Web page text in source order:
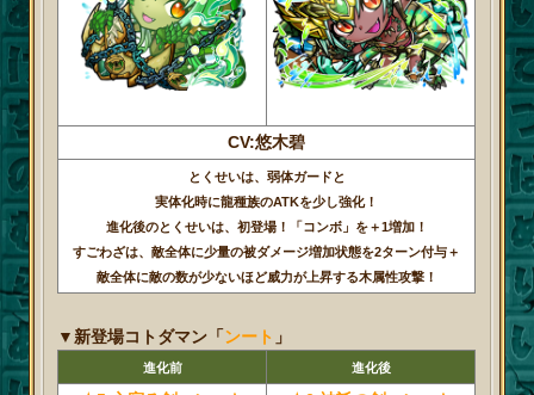
CV:悠木碧
とくせいは、弱体ガードと
実体化時に龍種族のATKを少し強化！
進化後のとくせいは、初登場！「コンボ」を＋1増加！
すごわざは、敵全体に少量の被ダメージ増加状態を2ターン付与＋
敵全体に敵の数が少ないほど威力が上昇する木属性攻撃！
▼新登場コトダマン「ンート 」
進化前 進化後